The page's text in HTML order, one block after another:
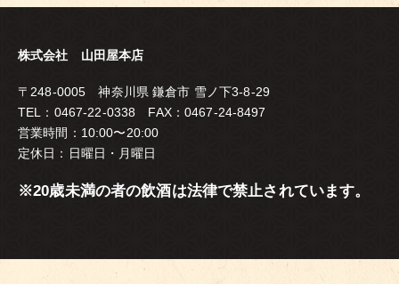
株式会社 山田屋本店
〒248-0005 神奈川県 鎌倉市 雪ノ下3-8-29
TEL：0467-22-0338 FAX：0467-24-8497
営業時間：10:00〜20:00
定休日：日曜日・月曜日
※20歳未満の者の飲酒は法律で禁止されています。